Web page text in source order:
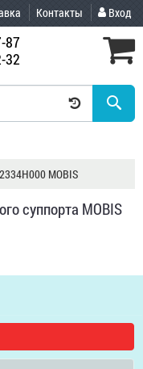
Контакты Вход
87
32
MOBIS
суппорта MOBIS